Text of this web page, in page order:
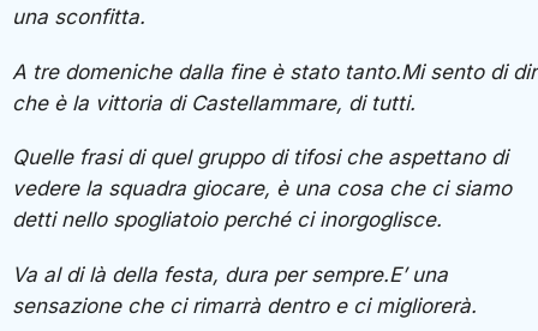
una sconfitta.
A tre domeniche dalla fine è stato tanto.Mi sento di
che è la vittoria di Castellammare, di tutti.
Quelle frasi di quel gruppo di tifosi che aspettano di
vedere la squadra giocare, è una cosa che ci siamo
detti nello spogliatoio perché ci inorgoglisce.
Va al di là della festa, dura per sempre.E’ una
sensazione che ci rimarrà dentro e ci migliorerà.